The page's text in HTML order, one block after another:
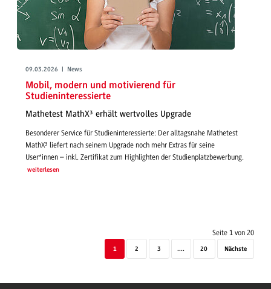
09.03.2026 | News
Mobil, modern und motivierend für
Studieninteressierte
Mathetest MathX³ erhält wertvolles Upgrade
Besonderer Service für Studieninteressierte: Der alltagsnahe Mathetest
MathX³ liefert nach seinem Upgrade noch mehr Extras für seine
User*innen – inkl. Zertifikat zum Highlighten der Studienplatzbewerbung.
weiterlesen
Seite 1 von 20
1 2 3 .... 20 Nächste